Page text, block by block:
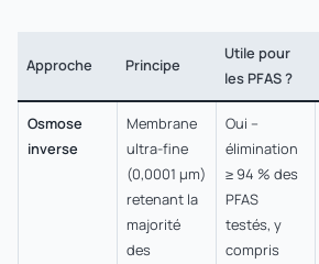
Approche Principe
Utile pour
les PFAS ?
Osmose
inverse
Membrane
ultra-fine
(0,0001 µm)
retenant la
majorité
des
Oui –
élimination
≥ 94 % des
PFAS
testés, y
compris